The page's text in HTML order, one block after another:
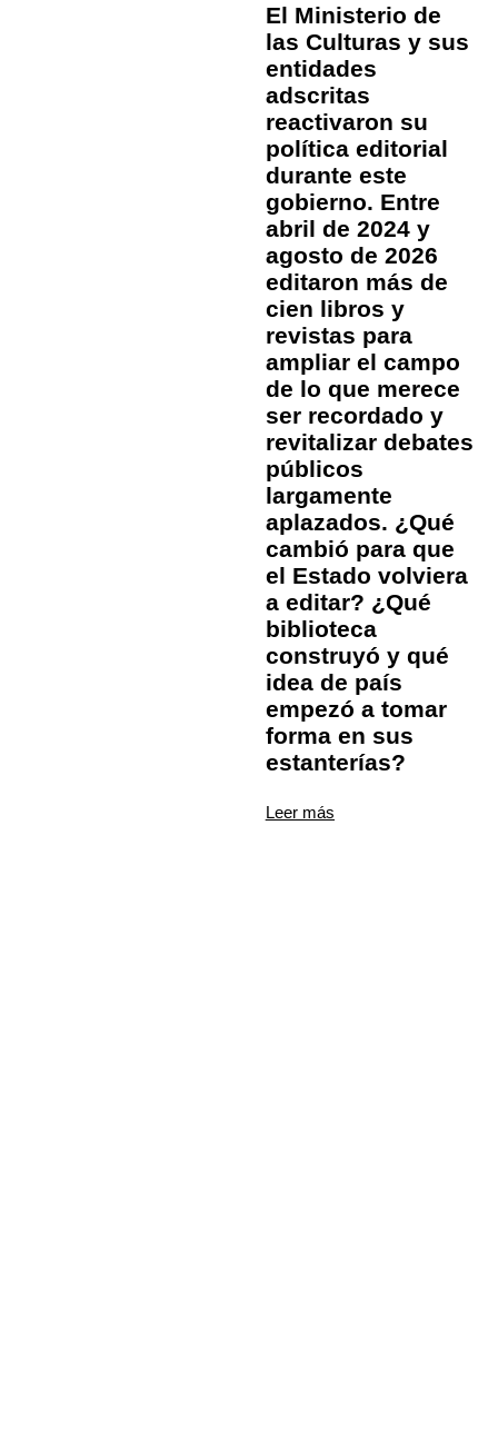
El Ministerio de
las Culturas y sus
entidades
adscritas
reactivaron su
política editorial
durante este
gobierno. Entre
abril de 2024 y
agosto de 2026
editaron más de
cien libros y
revistas para
ampliar el campo
de lo que merece
ser recordado y
revitalizar debates
públicos
largamente
aplazados. ¿Qué
cambió para que
el Estado volviera
a editar? ¿Qué
biblioteca
construyó y qué
idea de país
empezó a tomar
forma en sus
estanterías?
Leer más